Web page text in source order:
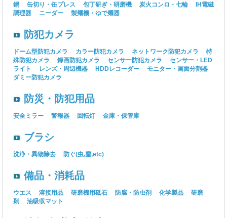
鍋
缶切り・缶プレス 包丁研ぎ・研磨機 炭火コンロ・七輪
IH電磁
調理器
ニーダー 製麺機・ゆで麺器
防犯カメラ
ドーム型防犯カメラ カラー防犯カメラ ネットワーク防犯カメラ
特
殊防犯カメラ
録画防犯カメラ センサー防犯カメラ
センサー・LED
ライト
レンズ・周辺機器 HDDレコーダー
モニター・画面分割器
ダミー防犯カメラ
防災・防犯用品
安全ミラー 警報器 回転灯 金庫・保管庫
ブラシ
洗浄・異物除去 防ぐ(虫,塵,etc)
備品・消耗品
ウエス 溶接用品 研磨機用砥石 防腐・防虫剤 化学製品
研磨
剤
油吸収マット